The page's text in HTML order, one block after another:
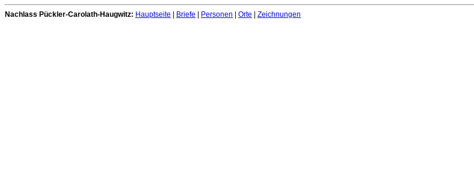
Nachlass Pückler-Carolath-Haugwitz: Hauptseite | Briefe | Personen | Orte | Zeichnungen